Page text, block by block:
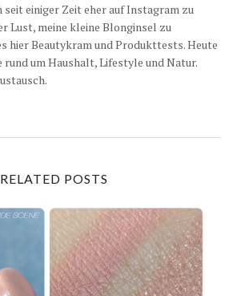
seit einiger Zeit eher auf Instagram zu
Lust, meine kleine Blonginsel zu
hier Beautykram und Produkttests. Heute
rund um Haushalt, Lifestyle und Natur.
RELATED POSTS